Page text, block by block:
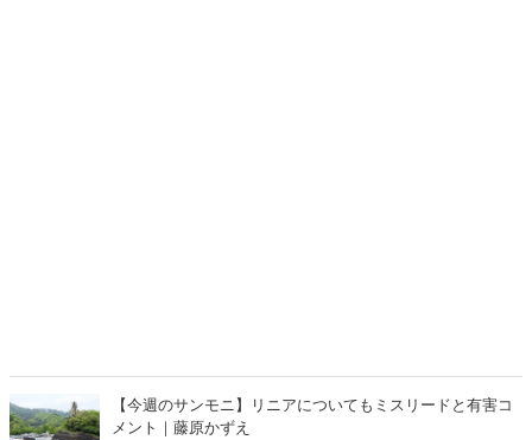
【今週のサンモニ】リニアについてもミスリードと有害コ
メント｜藤原かずえ